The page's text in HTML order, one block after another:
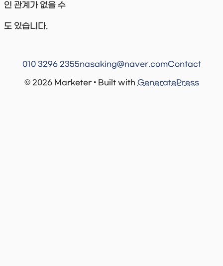
인 관계가 없을 수
도 있습니다.
© 2026 Marketer • Built with GeneratePress
010 3296 2355nasaking@naver.comContact